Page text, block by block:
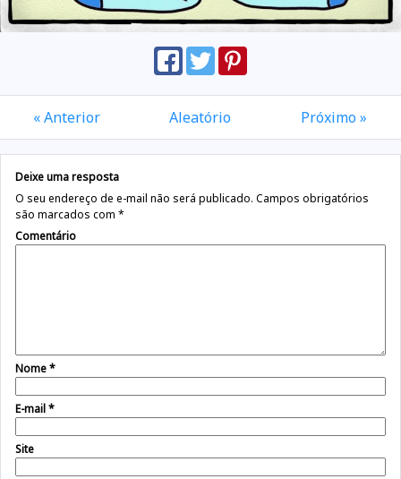
« Anterior Aleatório Próximo »
Deixe uma resposta
O seu endereço de e-mail não será publicado. Campos obrigatórios
são marcados com *
Comentário
Nome*
E-mail*
Site